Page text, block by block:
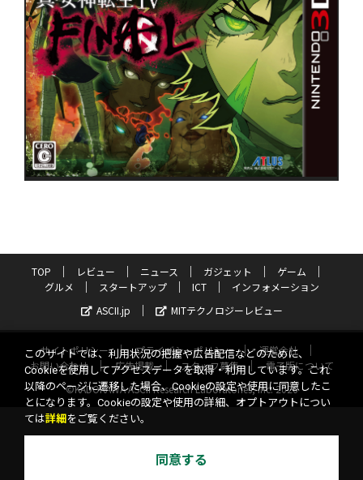
TOP レビュー ニュース ガジェット
ゲーム
グルメ
スタートアップ ICT
インフォメーション
ASCII.jp
MITテクノロジーレビュー
サイトポリシー プライバシーポリシー
運営会社
お問い合わせ
広告掲載 スタッフ募集
電子版について
©KADOKAWA ASCII Research Laboratories, Inc. 2026
このサイトでは、利用状況の把握や広告配信などのために、
Cookieを使用してアクセスデータを取得・利用しています。これ
以降のページに遷移した場合、Cookieの設定や使用に同意したこ
とになります。Cookieの設定や使用の詳細、オプトアウトについ
ては詳細 をご覧ください。
同意する